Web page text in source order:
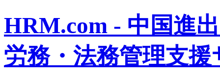
HRM.com - 中国進
労務・法務管理支援